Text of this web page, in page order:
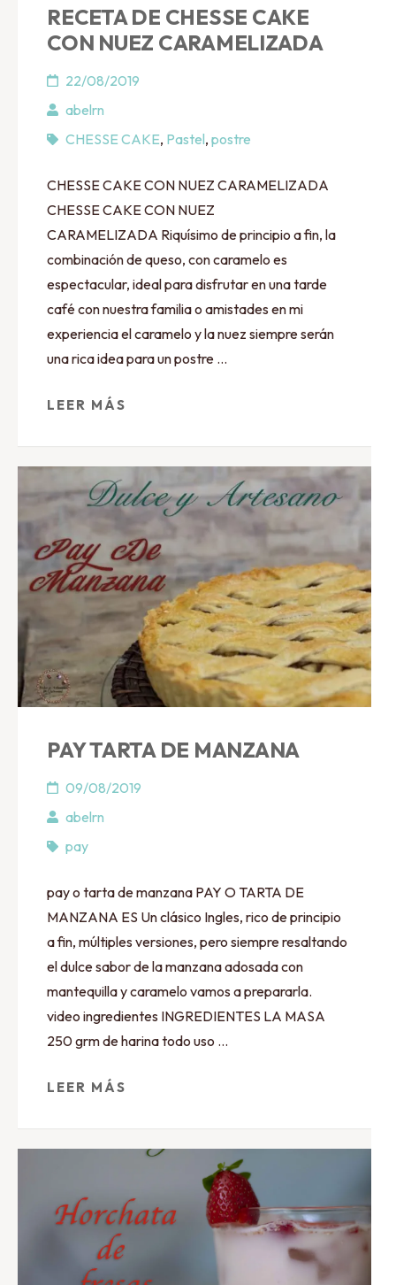
RECETA DE CHESSE CAKE
CON NUEZ CARAMELIZADA
22/08/2019
abelrn
CHESSE CAKE, Pastel, postre
CHESSE CAKE CON NUEZ CARAMELIZADA
CHESSE CAKE CON NUEZ
CARAMELIZADA Riquísimo de principio a fin, la
combinación de queso, con caramelo es
espectacular, ideal para disfrutar en una tarde
café con nuestra familia o amistades en mi
experiencia el caramelo y la nuez siempre serán
una rica idea para un postre …
LEER MÁS
PAY TARTA DE MANZANA
09/08/2019
abelrn
pay
pay o tarta de manzana PAY O TARTA DE
MANZANA ES Un clásico Ingles, rico de principio
a fin, múltiples versiones, pero siempre resaltando
el dulce sabor de la manzana adosada con
mantequilla y caramelo vamos a prepararla.
video ingredientes INGREDIENTES LA MASA
250 grm de harina todo uso …
LEER MÁS